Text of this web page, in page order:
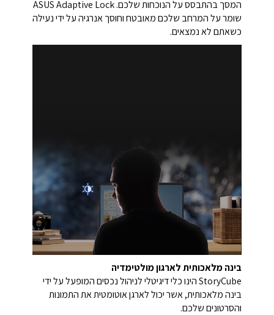
המסך בהתבסס על הנוכחות שלכם. ASUS Adaptive Lock
שומר על המרחב שלכם מאובטח וחוסך אנרגיה על ידי נעילה
כשאתם לא נמצאים.
בינה מלאכותית לארגון מולטימדיה
StoryCube הינו כלי דיגיטלי לניהול נכסים המופעל על ידי
בינה מלאכותית, אשר יכול לארגן אוטומטית את התמונות
והסרטונים שלכם.